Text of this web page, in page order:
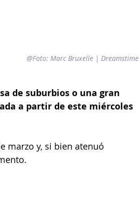
@Foto: Marc Bruxelle | Dreamstime
de suburbios o una gran
a partir de este miércoles
marzo y, si bien atenuó